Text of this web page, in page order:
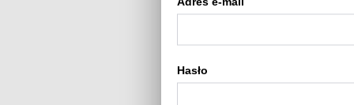
Hasło